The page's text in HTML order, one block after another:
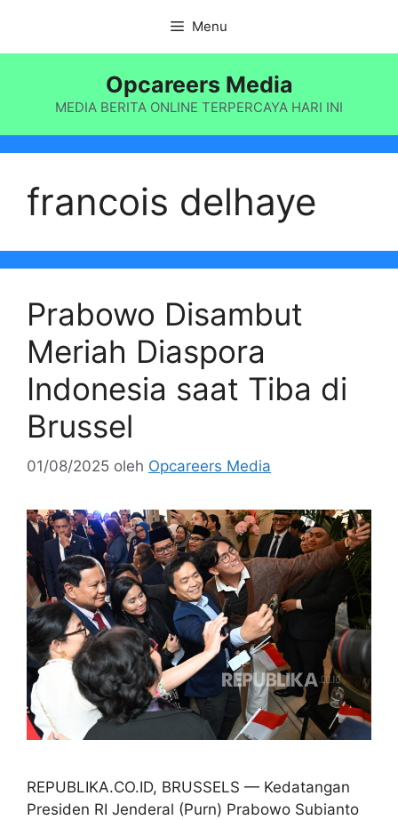
isi
Menu
Opcareers Media
MEDIA BERITA ONLINE TERPERCAYA HARI INI
francois delhaye
Prabowo Disambut
Meriah Diaspora
Indonesia saat Tiba di
Brussel
01/08/2025 oleh Opcareers Media
REPUBLIKA.CO.ID, BRUSSELS — Kedatangan
Presiden RI Jenderal (Purn) Prabowo Subianto